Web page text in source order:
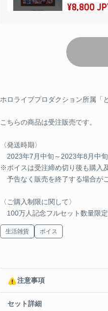
¥8,800
¥2,750
¥2,200 JPY
デジタルコンテンツ
シチュエー
試聴
¥990 JPY
ホロライブプロダクション所属「
こちらの商品は受注販売です。
〈発送時期〉
2023年7月中旬～2023年8月中
※ボイスは受注締め切り後も購入
予告なく販売を終了する場合が
〈ご購入制限に関して〉
100万人記念フルセット数量限
生活雑貨 ボイス
注意事項
セット詳細